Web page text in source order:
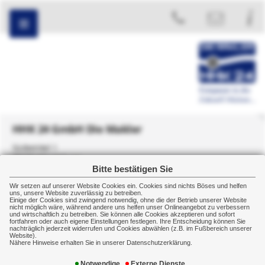
Bitte bestätigen Sie
Wir setzen auf unserer Website Cookies ein. Cookies sind nichts Böses und helfen
uns, unsere Website zuverlässig zu betreiben.
Einige der Cookies sind zwingend notwendig, ohne die der Betrieb unserer Website
nicht möglich wäre, während andere uns helfen unser Onlineangebot zu verbessern
und wirtschaftlich zu betreiben. Sie können alle Cookies akzeptieren und sofort
fortfahren oder auch eigene Einstellungen festlegen. Ihre Entscheidung können Sie
nachträglich jederzeit widerrufen und Cookies abwählen (z.B. im Fußbereich unserer
Website).
Nähere Hinweise erhalten Sie in unserer Datenschutzerklärung.
HHK 24 GmbH Die Makler
Südwinkel 1
38176 Wendeburg
+49 5303 5084150
Home Über uns Kurzportrait
Kurzportrait